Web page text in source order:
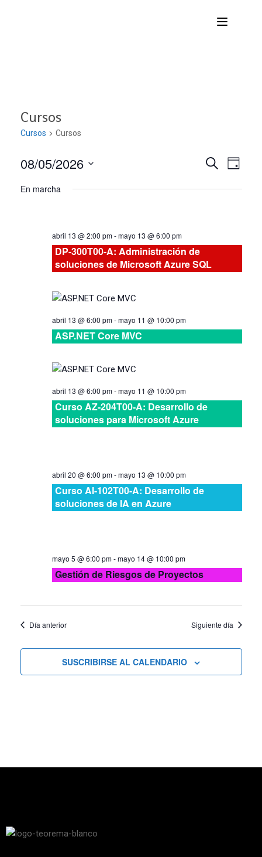
Cursos
Cursos Cursos
de
y
Cursos
BUSCAR
de
DÍA
08/05/2026
fecha.
En marcha
abril 13 @ 2:00 pm-mayo 13 @ 6:00 pm
DP-300T00-A: Administración de
soluciones de Microsoft Azure SQL
abril 13 @ 6:00 pm-mayo 11 @ 10:00 pm
ASP.NET Core MVC
abril 13 @ 6:00 pm-mayo 11 @ 10:00 pm
Curso AZ-204T00-A: Desarrollo de
soluciones para Microsoft Azure
abril 20 @ 6:00 pm-mayo 13 @ 10:00 pm
Curso AI-102T00-A: Desarrollo de
soluciones de IA en Azure
mayo 5 @ 6:00 pm-mayo 14 @ 10:00 pm
Gestión de Riesgos de Proyectos
Día anterior Siguiente día
SUSCRIBIRSE AL CALENDARIO